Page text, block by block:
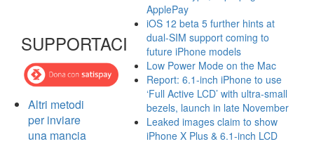
SUPPORTACI
Altri metodi
per inviare
una mancia
ApplePay
iOS 12 beta 5 further hints at
dual-SIM support coming to
future iPhone models
Low Power Mode on the Mac
Report: 6.1-inch iPhone to use
‘Full Active LCD’ with ultra-small
bezels, launch in late November
Leaked images claim to show
iPhone X Plus & 6.1-inch LCD